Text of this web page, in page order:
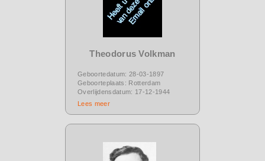
Theodorus Volkman
Geboortedatum: 28-03-1897
Geboorteplaats: Rotterdam
Overlijdensdatum: 17-12-1944
Lees meer